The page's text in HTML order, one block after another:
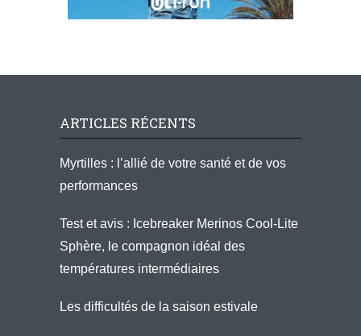
ARTICLES RÉCENTS
Myrtilles : l’allié de votre santé et de vos
performances
Test et avis : Icebreaker Merinos Cool-Lite
Sphère, le compagnon idéal des
températures intermédiaires
Les difficultés de la saison estivale